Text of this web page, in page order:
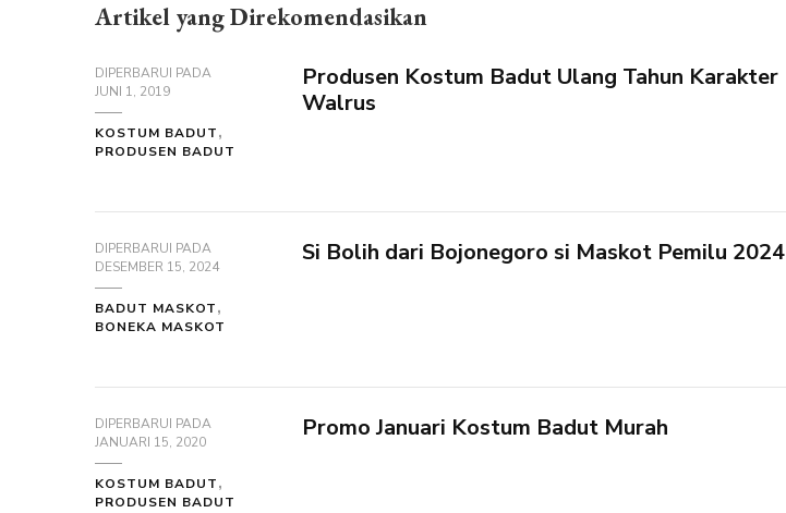
Artikel yang Direkomendasikan
DIPERBARUI PADA
JUNI 1, 2019
KOSTUM BADUT
PRODUSEN BADUT
Produsen Kostum Badut Ulang Tahun Karakter
Walrus
DIPERBARUI PADA
DESEMBER 15, 2024
BADUT MASKOT
BONEKA MASKOT
Si Bolih dari Bojonegoro si Maskot Pemilu 2024
DIPERBARUI PADA
JANUARI 15, 2020
KOSTUM BADUT
PRODUSEN BADUT
Promo Januari Kostum Badut Murah